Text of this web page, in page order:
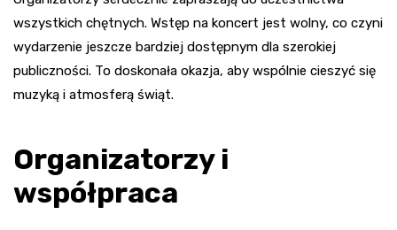
wszystkich chętnych. Wstęp na koncert jest wolny, co czyni
wydarzenie jeszcze bardziej dostępnym dla szerokiej
publiczności. To doskonała okazja, aby wspólnie cieszyć się
muzyką i atmosferą świąt.
Organizatorzy i
współpraca